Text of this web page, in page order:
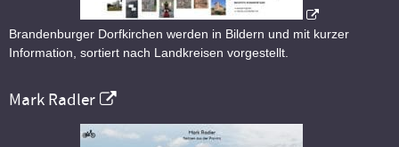
Brandenburger Dorfkirchen werden in Bildern und mit kurzer
Information, sortiert nach Landkreisen vorgestellt.
Mark Radler